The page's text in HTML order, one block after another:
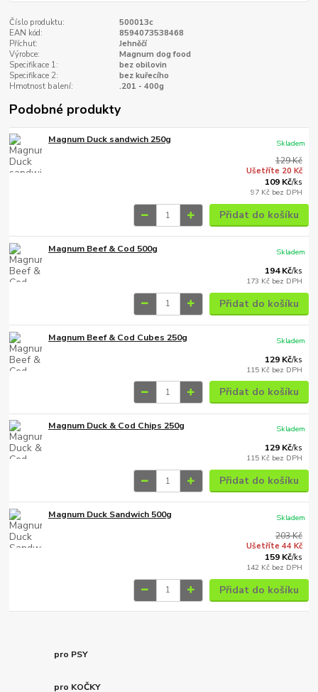
Číslo produktu:
500013c
EAN kód:
8594073538468
Příchuť:
Jehněčí
Výrobce:
Magnum dog food
Specifikace 1:
bez obilovin
Specifikace 2:
bez kuřecího
Hmotnost balení:
.201 - 400g
Podobné produkty
Magnum Duck sandwich 250g
129 Kč
Ušetříte 20 Kč
109 Kč/ks
97 Kč bez DPH
Skladem
Přidat do košíku
Magnum Beef & Cod 500g
194 Kč/ks
173 Kč bez DPH
Skladem
Přidat do košíku
Magnum Beef & Cod Cubes 250g
129 Kč/ks
115 Kč bez DPH
Skladem
Přidat do košíku
Magnum Duck & Cod Chips 250g
129 Kč/ks
115 Kč bez DPH
Skladem
Přidat do košíku
Magnum Duck Sandwich 500g
203 Kč
Ušetříte 44 Kč
159 Kč/ks
142 Kč bez DPH
Skladem
Přidat do košíku
pro PSY
pro KOČKY